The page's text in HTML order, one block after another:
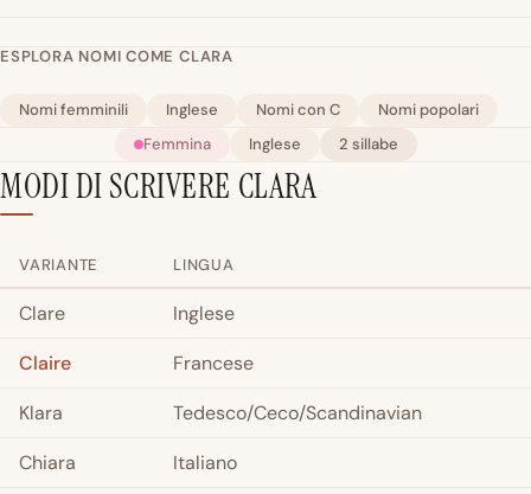
ESPLORA NOMI COME CLARA
Nomi femminili Inglese Nomi con C
Nomi popolari
Femmina
Inglese 2 sillabe
MODI DI SCRIVERE CLARA
VARIANTE LINGUA
Clare
Inglese
Claire
Francese
Klara
Tedesco/Ceco/Scandinavian
Chiara
Italiano